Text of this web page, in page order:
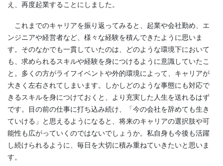
え、再度起業することにしました。
これまでのキャリアを振り返ってみると、起業や会社勤め、エ
ンジニアや経営者など、様々な経験を積んできたように思いま
す。そのなかでも一貫していたのは、どのような環境下において
も、求められるスキルや経験を身につけるように意識していたこ
と。多くの方がライフイベントや外的環境によって、キャリアが
大きく左右されてしまいます。しかしどのような事態にも対応で
きるスキルを身につけておくと、より充実した人生を送れるはず
です。目の前の仕事に打ち込み続け、「今の会社を辞めても生き
ていける」と思えるようになると、将来のキャリアの選択肢や可
能性も広がっていくのではないでしょうか。私自身も今後も活躍
し続けられるように、毎日を大切に積み重ねていきたいと思いま
す。